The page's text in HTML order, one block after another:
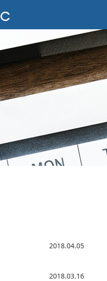
2018.04.05
2018.03.16